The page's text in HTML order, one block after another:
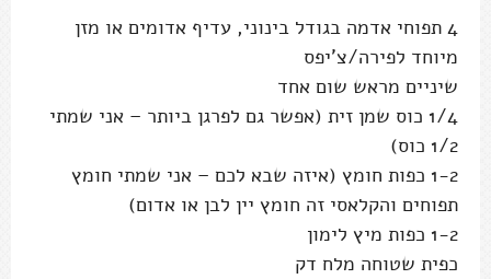
4 תפוחי אדמה בגודל בינוני, עדיף אדומים או מזן
מיוחד לפירה/צ'יפס
שיניים מראש שום אחד
1/4 כוס שמן זית (אפשר גם לפרגן ביותר – אני שמתי
1/2 כוס)
1-2 כפות חומץ (איזה שבא לכם – אני שמתי חומץ
תפוחים והקלאסי זה חומץ יין לבן או אדום)
1-2 כפות מיץ לימון
כפית שטוחה מלח דק